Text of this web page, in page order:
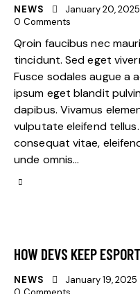
NEWS January 20, 2025
0 Comments
Qroin faucibus nec
tincidunt. Sed eget
Fusce sodales augue a
ipsum eget blandit
dapibus. Vivamus
vulputate eleifend
consequat vitae,
unde omnis…
HOW DEVS KEEP
NEWS January 19, 2025